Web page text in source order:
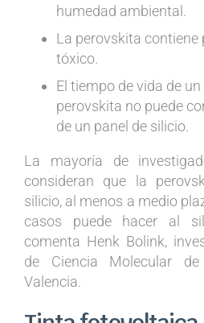
humedad ambiental.
La perovskita
tóxico.
El tiempo de vida de
perovskita no puede
de un panel de silicio.
La mayoría de
consideran que la
silicio, al menos a medio
casos puede hacer al
comenta Henk Bolink,
de Ciencia Molecular
Valencia.